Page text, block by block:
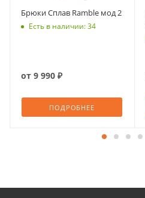
Брюки Сплав Ramble мод 2
Есть в наличии: 34
от 9 990 ₽
ПОДРОБНЕЕ